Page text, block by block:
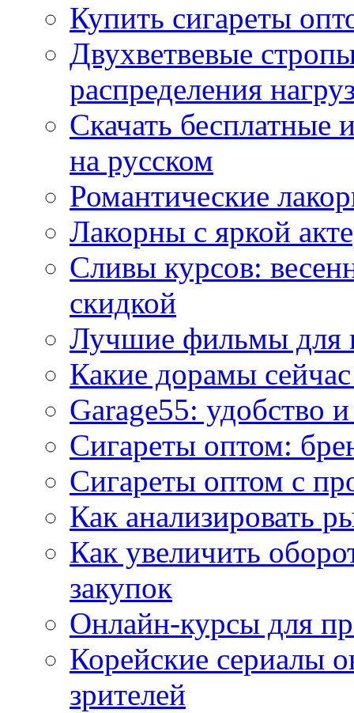
Купить сигареты
Двухветвевые
распределения
Скачать
на русском
Романтические
Лакорны с яркой
Сливы курсов:
скидкой
Лучшие фильмы для
Какие дорамы
Garage55: удобство
Сигареты оптом:
Сигареты оптом с
Как анализировать
Как увеличить
закупок
Онлайн-курсы для
Корейские сериалы
зрителей